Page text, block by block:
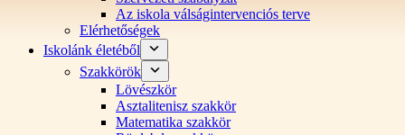
Az iskola válságintervenciós terve
Elérhetőségek
Iskolánk életéből
Szakkörök
Lövészkör
Asztalitenisz szakkör
Matematika szakkör